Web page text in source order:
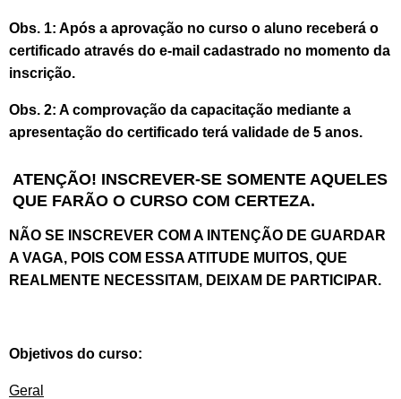
Obs. 1: Após a aprovação no curso o aluno receberá o
certificado através do e-mail cadastrado no momento da
inscrição.
Obs. 2: A comprovação da capacitação mediante a
apresentação do certificado terá validade de 5 anos.
ATENÇÃO! INSCREVER-SE SOMENTE AQUELES
QUE FARÃO O CURSO COM CERTEZA.
NÃO SE INSCREVER COM A INTENÇÃO DE GUARDAR
A VAGA, POIS COM ESSA ATITUDE MUITOS, QUE
REALMENTE NECESSITAM, DEIXAM DE PARTICIPAR.
Objetivos do curso:
Geral